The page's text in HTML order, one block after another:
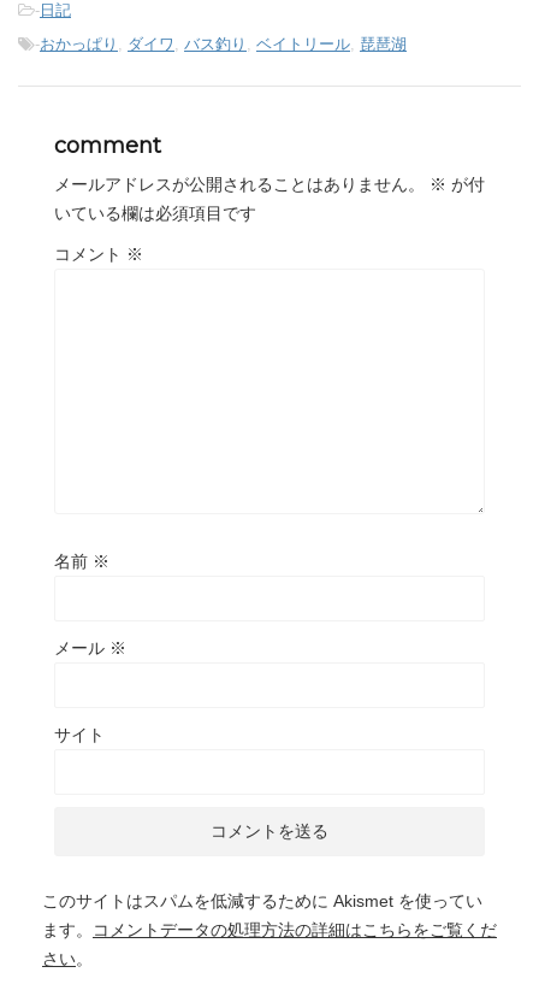
-日記
-おかっぱり ダイワ バス釣り ベイトリール 琵琶湖
comment
メールアドレスが公開されることはありません。 ※ が付
いている欄は必須項目です
コメント ※
名前 ※
メール ※
サイト
このサイトはスパムを低減するために Akismet を使ってい
ます。
コメントデータの処理方法の詳細はこちらをご覧くだ
さい。